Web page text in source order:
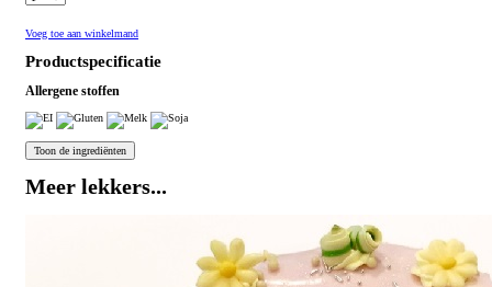
Voeg toe aan winkelmand
Productspecificatie
Allergene stoffen
Meer lekkers...